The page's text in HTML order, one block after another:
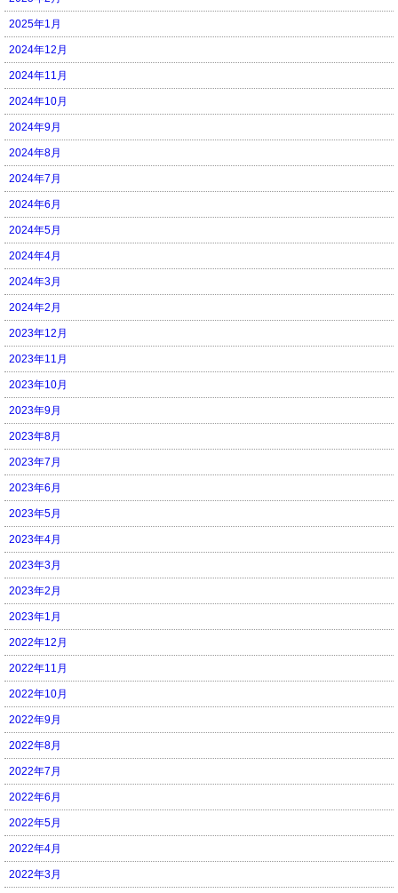
2025年1月
2024年12月
2024年11月
2024年10月
2024年9月
2024年8月
2024年7月
2024年6月
2024年5月
2024年4月
2024年3月
2024年2月
2023年12月
2023年11月
2023年10月
2023年9月
2023年8月
2023年7月
2023年6月
2023年5月
2023年4月
2023年3月
2023年2月
2023年1月
2022年12月
2022年11月
2022年10月
2022年9月
2022年8月
2022年7月
2022年6月
2022年5月
2022年4月
2022年3月